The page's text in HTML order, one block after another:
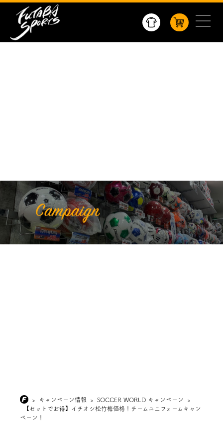
> キャンペーン情報 > SOCCER WORLD キャンペーン
>
【セットでお得】イチオシ松竹梅価格！チームユニフォームキャン
ペーン！